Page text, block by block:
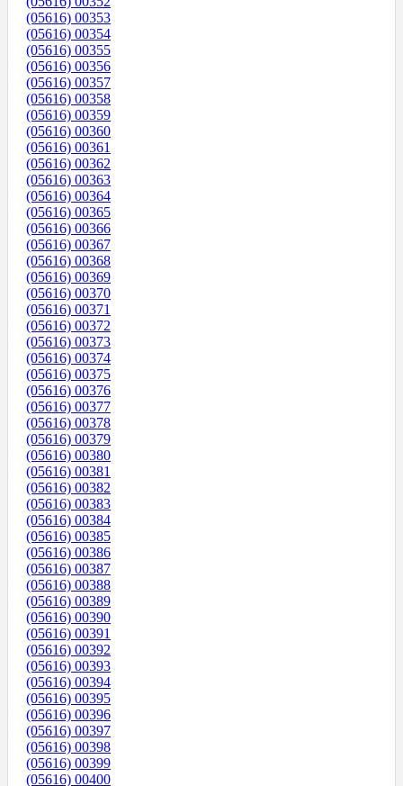
(05616) 00353
(05616) 00354
(05616) 00355
(05616) 00356
(05616) 00357
(05616) 00358
(05616) 00359
(05616) 00360
(05616) 00361
(05616) 00362
(05616) 00363
(05616) 00364
(05616) 00365
(05616) 00366
(05616) 00367
(05616) 00368
(05616) 00369
(05616) 00370
(05616) 00371
(05616) 00372
(05616) 00373
(05616) 00374
(05616) 00375
(05616) 00376
(05616) 00377
(05616) 00378
(05616) 00379
(05616) 00380
(05616) 00381
(05616) 00382
(05616) 00383
(05616) 00384
(05616) 00385
(05616) 00386
(05616) 00387
(05616) 00388
(05616) 00389
(05616) 00390
(05616) 00391
(05616) 00392
(05616) 00393
(05616) 00394
(05616) 00395
(05616) 00396
(05616) 00397
(05616) 00398
(05616) 00399
(05616) 00400